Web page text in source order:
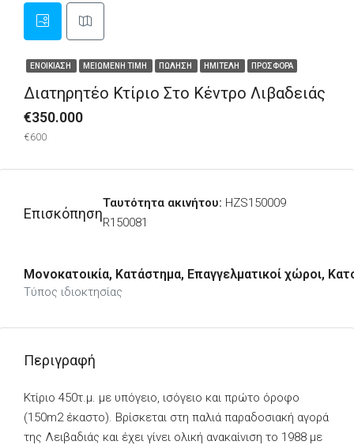
ΕΝΟΙΚΊΑΣΗ ΜΕΙΩΜΈΝΗ ΤΙΜΉ ΠΏΛΗΣΗ ΗΜΙΤΕΛΉ ΠΡΟΣΦΟΡΆ
Διατηρητέο Κτίριο Στο Κέντρο Λιβαδειάς
€350.000
€600
Επισκόπηση
Ταυτότητα ακινήτου: HZS150009
R150081
Μονοκατοικία, Κατάστημα, Επαγγελματικοί χώροι,
Τύπος ιδιοκτησίας
Περιγραφή
Κτίριο 450τ.μ. με υπόγειο, ισόγειο και πρώτο όροφο
(150m2 έκαστο). Βρίσκεται στη παλιά παραδοσιακή αγορά
της Λειβαδιάς και έχει γίνει ολική ανακαίνιση το 1988 με